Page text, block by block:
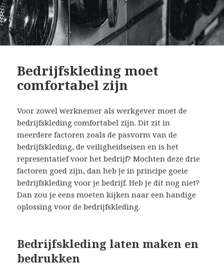
Bedrijfskleding moet
comfortabel zijn
Voor zowel werknemer als werkgever moet de
bedrijfskleding comfortabel zijn. Dit zit in
meerdere factoren zoals de pasvorm van de
bedrijfskleding, de veiligheidseisen en is het
representatief voor het bedrijf? Mochten deze drie
factoren goed zijn, dan heb je in principe goeie
bedrijfskleding voor je bedrijf. Heb je dit nog niet?
Dan zou je eens moeten kijken naar een handige
oplossing voor de bedrijfskleding.
Bedrijfskleding laten maken en
bedrukken